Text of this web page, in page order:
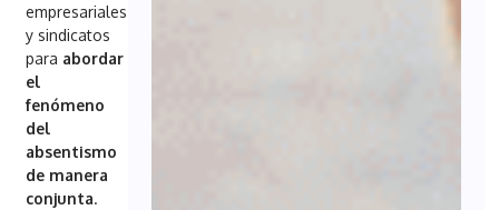
empresariales
y sindicatos
para abordar
el
fenómeno
del
absentismo
de manera
conjunta.